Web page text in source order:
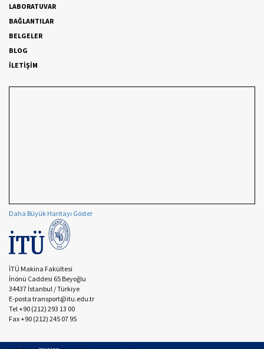
LABORATUVAR
BAĞLANTILAR
BELGELER
BLOG
İLETİŞİM
Daha Büyük Haritayı Göster
İTÜ Makina Fakültesi
İnönü Caddesi 65 Beyoğlu
34437 İstanbul / Türkiye
E-posta transport@itu.edu.tr
Tel +90 (212) 293 13 00
Fax +90 (212) 245 07 95